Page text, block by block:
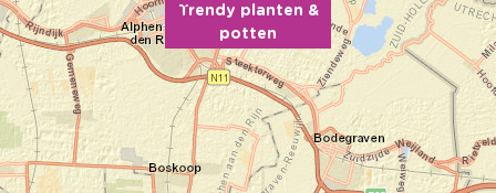
Trendy planten &
potten